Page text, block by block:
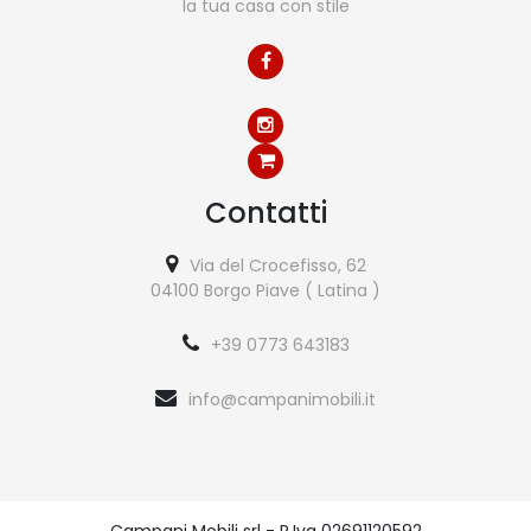
la tua casa con stile
Contatti
Via del Crocefisso, 62
04100 Borgo Piave ( Latina )
+39 0773 643183
info@campanimobili.it